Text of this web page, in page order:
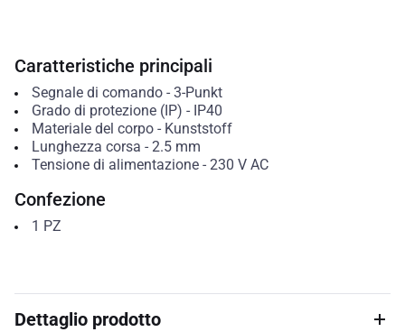
Caratteristiche principali
Segnale di comando- 3-Punkt
Grado di protezione (IP) - IP40
Materiale del corpo- Kunststoff
Lunghezza corsa - 2.5 mm
Tensione di alimentazione- 230 V AC
Confezione
1 PZ
Dettaglio prodotto